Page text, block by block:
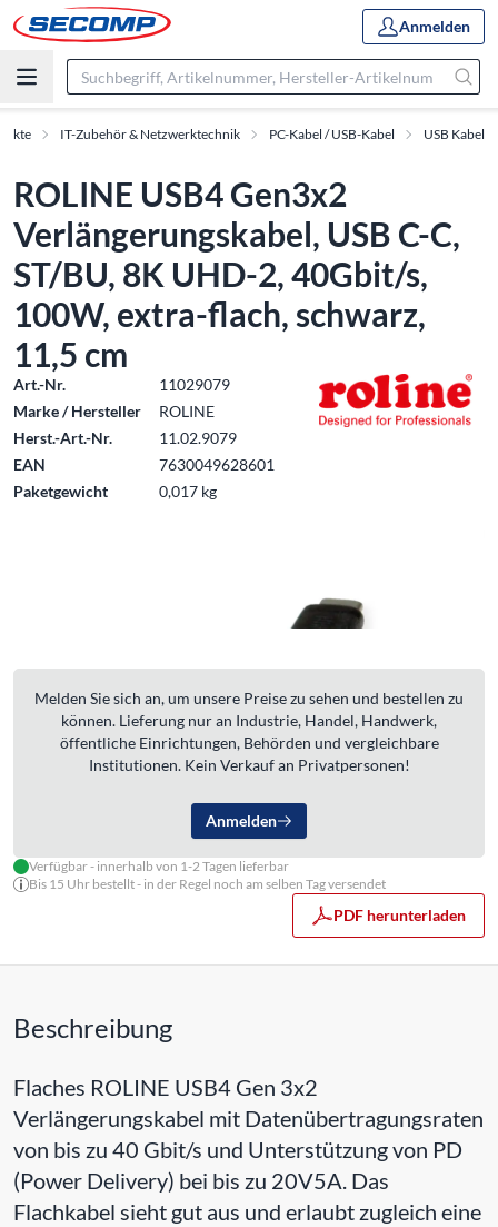
Anmelden
IT-Zubehör & Netzwerktechnik PC-Kabel / USB-Kabel USB Kabel
ROLINE USB4 Gen3x2
Verlängerungskabel, USB C-C,
ST/BU, 8K UHD-2, 40Gbit/s,
100W, extra-flach, schwarz,
11,5 cm
Art.-Nr.
11029079
Marke / Hersteller
ROLINE
Herst.-Art.-Nr.
11.02.9079
EAN
7630049628601
Paketgewicht
0,017 kg
Melden Sie sich an, um unsere Preise zu sehen und bestellen zu
können. Lieferung nur an Industrie, Handel, Handwerk,
öffentliche Einrichtungen, Behörden und vergleichbare
Institutionen. Kein Verkauf an Privatpersonen!
Anmelden
Verfügbar - innerhalb von 1-2 Tagen lieferbar
Bis 15 Uhr bestellt - in der Regel noch am selben Tag versendet
PDF herunterladen
Beschreibung
Flaches ROLINE USB4 Gen 3x2
Verlängerungskabel mit Datenübertragungsraten
von bis zu 40 Gbit/s und Unterstützung von PD
(Power Delivery) bei bis zu 20V5A. Das
Flachkabel sieht gut aus und erlaubt zugleich eine